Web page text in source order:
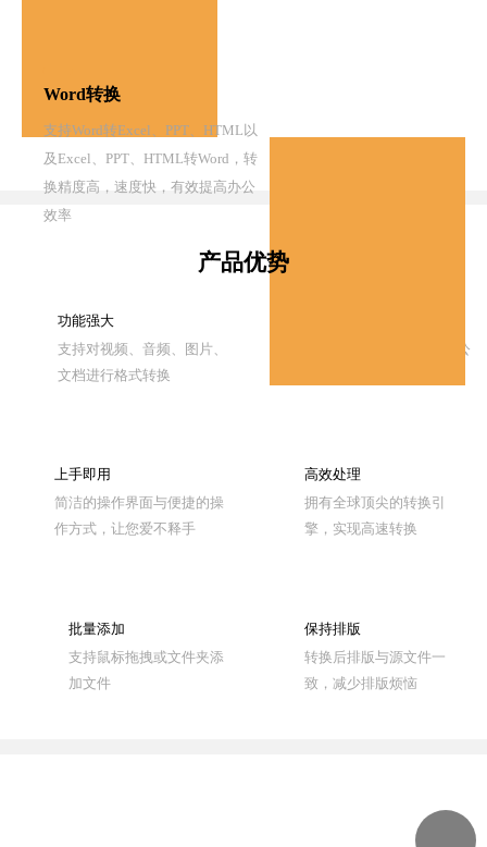
Word转换
支持Word转Excel、PPT、HTML以
及Excel、PPT、HTML转Word，转
换精度高，速度快，有效提高办公
效率
产品优势
功能强大
支持对视频、音频、图片、
文档进行格式转换
支持一键转换，提高办公
上手即用
简洁的操作界面与便捷的操
作方式，让您爱不释手
高效处理
拥有全球顶尖的转换引
擎，实现高速转换
批量添加
支持鼠标拖拽或文件夹添
加文件
保持排版
转换后排版与源文件一
致，减少排版烦恼